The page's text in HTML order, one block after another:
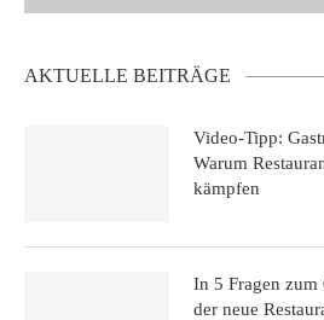
AKTUELLE BEITRÄGE
Video-Tipp:
Warum
kämpfen
In 5 Fragen zum
der neue